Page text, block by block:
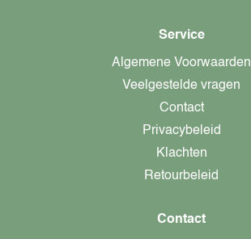
Service
Algemene Voorwaarden
Veelgestelde vragen
Contact
Privacybeleid
Klachten
Retourbeleid
Contact